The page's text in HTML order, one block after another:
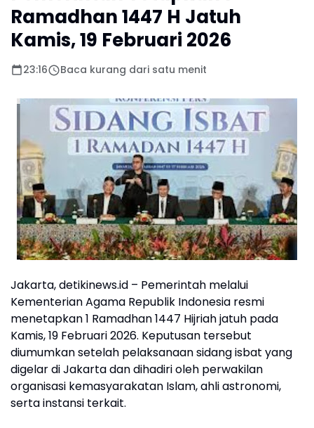
Ramadhan 1447 H Jatuh
Kamis, 19 Februari 2026
23:16 Baca kurang dari satu menit
Jakarta, detikinews.id – Pemerintah melalui
Kementerian Agama Republik Indonesia resmi
menetapkan 1 Ramadhan 1447 Hijriah jatuh pada
Kamis, 19 Februari 2026. Keputusan tersebut
diumumkan setelah pelaksanaan sidang isbat yang
digelar di Jakarta dan dihadiri oleh perwakilan
organisasi kemasyarakatan Islam, ahli astronomi,
serta instansi terkait.